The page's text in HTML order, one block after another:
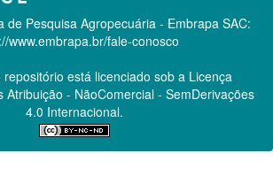
de Pesquisa Agropecuária - Embrapa SAC:
www.embrapa.br/fale-conosco
está licenciado sob a Licença
Atribuição - NãoComercial - SemDerivações
4.0 Internacional.